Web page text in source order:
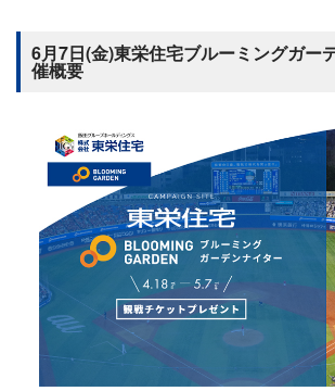
6月7日(金)東栄住宅ブルーミングガー
催概要